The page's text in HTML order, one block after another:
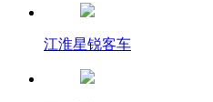
江淮星锐客车